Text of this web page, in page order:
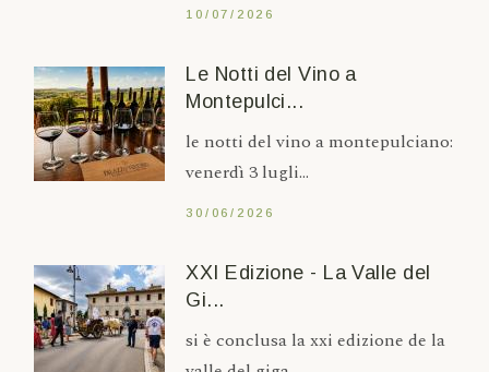
10/07/2026
Le Notti del Vino a
Montepulci...
le notti del vino a montepulciano:
venerdì 3 lugli...
30/06/2026
XXI Edizione - La Valle del
Gi...
si è conclusa la xxi edizione de la